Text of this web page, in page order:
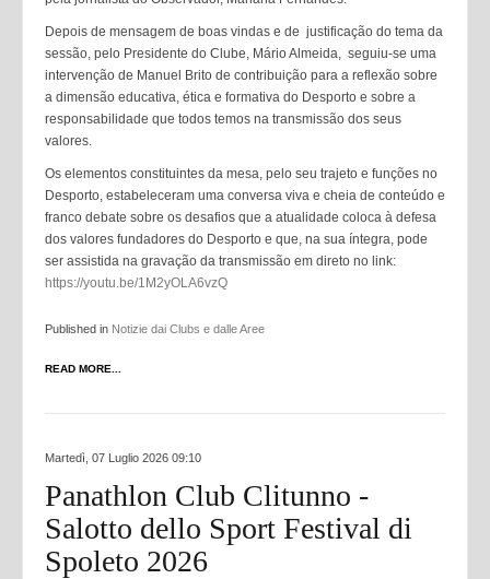
Depois de mensagem de boas vindas e de justificação do tema da
sessão, pelo Presidente do Clube, Mário Almeida, seguiu-se uma
intervenção de Manuel Brito de contribuição para a reflexão sobre
a dimensão educativa, ética e formativa do Desporto e sobre a
responsabilidade que todos temos na transmissão dos seus
valores.
Os elementos constituintes da mesa, pelo seu trajeto e funções no
Desporto, estabeleceram uma conversa viva e cheia de conteúdo e
franco debate sobre os desafios que a atualidade coloca à defesa
dos valores fundadores do Desporto e que, na sua íntegra, pode
ser assistida na gravação da transmissão em direto no link:
https://youtu.be/1M2yOLA6vzQ
Published in Notizie dai Clubs e dalle Aree
READ MORE...
Martedì, 07 Luglio 2026 09:10
Panathlon Club Clitunno -
Salotto dello Sport Festival di
Spoleto 2026